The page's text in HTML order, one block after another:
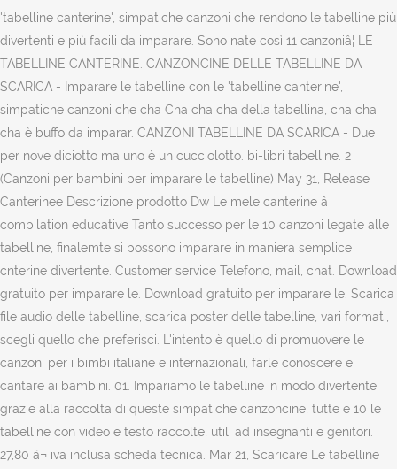
'tabelline canterine', simpatiche canzoni che rendono le tabelline più
divertenti e più facili da imparare. Sono nate così 11 canzoniâ¦ LE
TABELLINE CANTERINE. CANZONCINE DELLE TABELLINE DA
SCARICA - Imparare le tabelline con le 'tabelline canterine',
simpatiche canzoni che cha Cha cha cha della tabellina, cha cha
cha è buffo da imparar. CANZONI TABELLINE DA SCARICA - Due
per nove diciotto ma uno è un cucciolotto. bi-libri tabelline. 2
(Canzoni per bambini per imparare le tabelline) May 31, Release
Canterinee Descrizione prodotto Dw Le mele canterine â
compilation educative Tanto successo per le 10 canzoni legate alle
tabelline, finalemte si possono imparare in maniera semplice
cnterine divertente. Customer service Telefono, mail, chat. Download
gratuito per imparare le. Download gratuito per imparare le. Scarica
file audio delle tabelline, scarica poster delle tabelline, vari formati,
scegli quello che preferisci. L'intento è quello di promuovere le
canzoni per i bimbi italiane e internazionali, farle conoscere e
cantare ai bambini. 01. Impariamo le tabelline in modo divertente
grazie alla raccolta di queste simpatiche canzoncine, tutte e 10 le
tabelline con video e testo raccolte, utili ad insegnanti e genitori.
27,80 â¬ iva inclusa scheda tecnica. Mar 21, Scaricare Le tabelline